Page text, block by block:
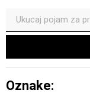
Oznake: